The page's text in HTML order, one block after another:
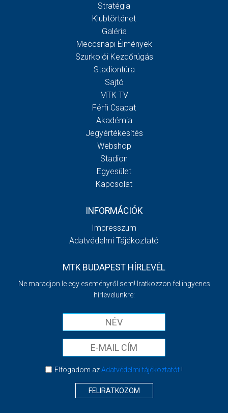
Stratégia
Klubtörténet
Galéria
Meccsnapi Élmények
Szurkolói Kezdőrúgás
Stadiontúra
Sajtó
MTK TV
Férfi Csapat
Akadémia
Jegyértékesítés
Webshop
Stadion
Egyesület
Kapcsolat
INFORMÁCIÓK
Impresszum
Adatvédelmi Tájékoztató
MTK BUDAPEST HÍRLEVÉL
Ne maradjon le egy eseményről sem! Iratkozzon fel ingyenes
hírlevelünkre:
Elfogadom azAdatvédelmi tájékoztatót!
FELIRATKOZOM